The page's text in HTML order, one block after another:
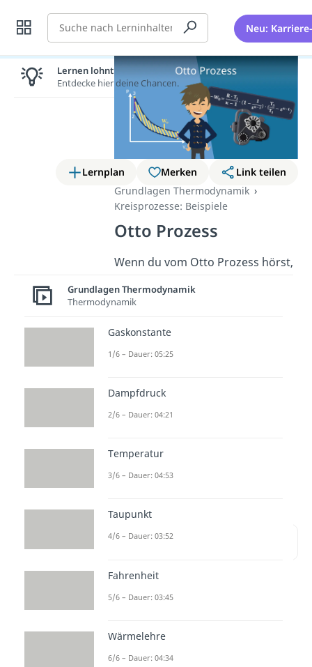
Suche Neu:
Lernplan Merken
Link teilen
Grundlagen Thermodynamik
Kreisprozesse: Beispiele
Otto Prozess
Wenn du vom Otto Prozess hörst,
dann denkst du bestimmt direkt
an den
mittels
wir dir, wie man den Otto Prozess
Inhaltsübersicht
Vorgehen beim Otto
Bei der Betrachtung des Otto-
Lernen lohnt sich!
Entdecke hier deine Chancen.
Grundlagen Thermodynamik
Thermodynamik
Gaskonstante
1/6 – Dauer: 05:25
Dampfdruck
2/6 – Dauer: 04:21
Temperatur
3/6 – Dauer: 04:53
Taupunkt
4/6 – Dauer: 03:52
Fahrenheit
5/6 – Dauer: 03:45
Wärmelehre
6/6 – Dauer: 04:34